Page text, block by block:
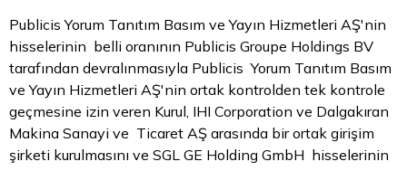
Publicis Yorum Tanıtım Basım ve Yayın Hizmetleri AŞ'nin
hisselerinin belli oranının Publicis Groupe Holdings BV
tarafından devralınmasıyla Publicis Yorum Tanıtım Basım
ve Yayın Hizmetleri AŞ'nin ortak kontrolden tek kontrole
geçmesine izin veren Kurul, IHI Corporation ve Dalgakıran
Makina Sanayi ve Ticaret AŞ arasında bir ortak girişim
şirketi kurulmasını ve SGL GE Holding GmbH hisselerinin